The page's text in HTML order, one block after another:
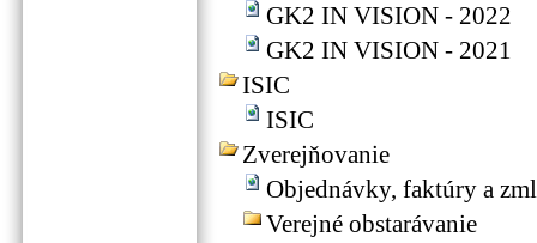
GK2 IN VISION - 2022
GK2 IN VISION - 2021
ISIC
ISIC
Zverejňovanie
Objednávky, faktúry a
Verejné obstarávanie